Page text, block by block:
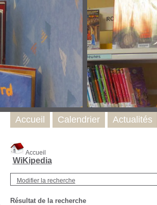
Accueil
WiKipedia
Modifier la recherche
Résultat de la recherche
Accueil Calendrier Actualités